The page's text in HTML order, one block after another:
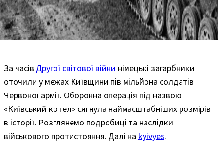
За часів Другої світової війни німецькі загарбники
оточили у межах Київщини пів мільйона солдатів
Червоної армії. Оборонна операція під назвою
«Київський котел» сягнула наймасштабніших розмірів
в історії. Розглянемо подробиці та наслідки
військового протистояння. Далі на kyivyes.